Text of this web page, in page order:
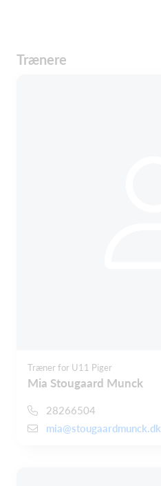
Trænere
Træner for U11 Piger
Mia Stougaard Munck
28266504
mia@stougaardmunck.dk